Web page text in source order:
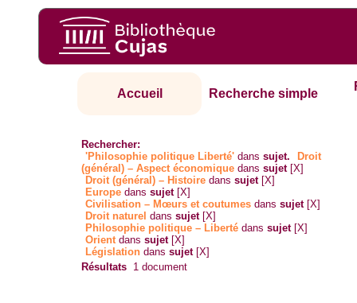
Accueil Recherche simple
Rechercher:
'Philosophie politique Liberté' danssujet.
Droit
(général) – Aspect économique danssujet [X]
Droit (général) – Histoire danssujet [X]
Europe danssujet [X]
Civilisation – Mœurs et coutumes danssujet [X]
Droit naturel danssujet [X]
Philosophie politique – Liberté danssujet [X]
Orientdanssujet [X]
Législation danssujet [X]
Résultats 1 document